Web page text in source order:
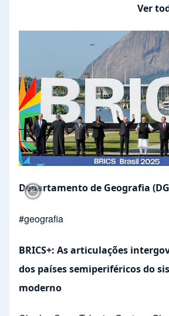
Ver
Departamento de Geografia
#geografia
BRICS+: As articulações
dos países semiperiféricos do
moderno
Previous Slide